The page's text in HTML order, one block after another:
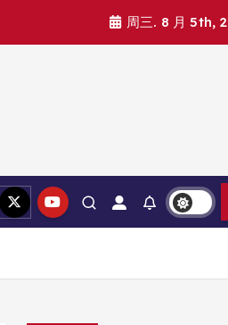
周三. 8 月 5th,